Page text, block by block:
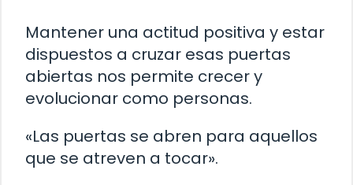
Mantener una actitud positiva y estar
dispuestos a cruzar esas puertas
abiertas nos permite crecer y
evolucionar como personas.
«Las puertas se abren para aquellos
que se atreven a tocar».